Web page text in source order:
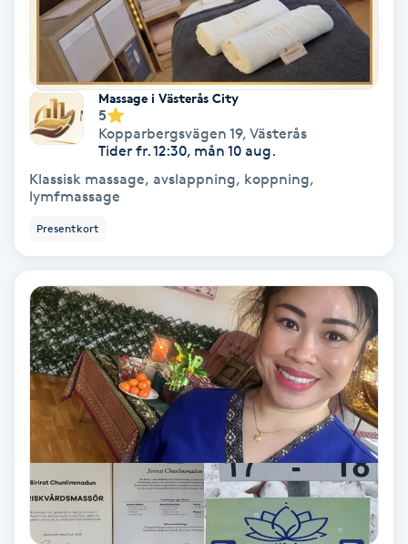
Färgning
Föning
Gel naglar
Gelenaglar
Gellack med förstärkning
Gravidmassage
Gravidyoga
Gruppträning
Gua Sha-massage
Massage i Västerås City
5
Kopparbergsvägen 19, Västerås
Tider fr. 12:30, mån 10 aug.
Klassisk massage, avslappning, koppning,
lymfmassage
Presentkort